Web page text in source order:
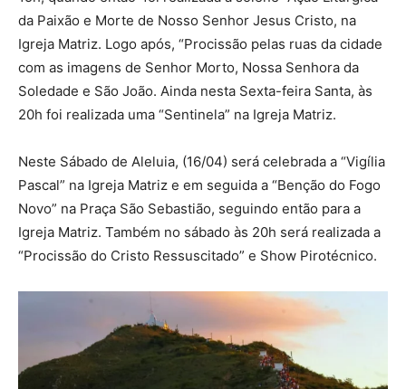
da Paixão e Morte de Nosso Senhor Jesus Cristo, na
Igreja Matriz. Logo após, “Procissão pelas ruas da cidade
com as imagens de Senhor Morto, Nossa Senhora da
Soledade e São João. Ainda nesta Sexta-feira Santa, às
20h foi realizada uma “Sentinela” na Igreja Matriz.
Neste Sábado de Aleluia, (16/04) será celebrada a “Vigília
Pascal” na Igreja Matriz e em seguida a “Benção do Fogo
Novo” na Praça São Sebastião, seguindo então para a
Igreja Matriz. Também no sábado às 20h será realizada a
“Procissão do Cristo Ressuscitado” e Show Pirotécnico.